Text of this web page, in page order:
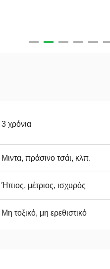
3 χρόνια
Μιντα, πράσινο τσάι, κλπ.
Ήπιος, μέτριος, ισχυρός
Μη τοξικό, μη ερεθιστικό